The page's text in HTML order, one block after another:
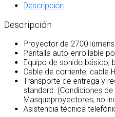
Descripción
Descripción
Proyector de 2700
Pantalla auto-enrollable
Equipo de sonido básico,
Cable de corriente, cable
Transporte de entrega y
standard. (Condiciones
Masqueproyectores, no
Asistencia técnica